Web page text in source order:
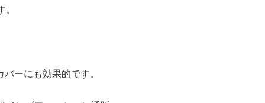
ーにも効果的です。